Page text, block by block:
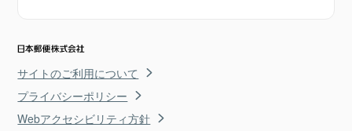
サイトのご利用について
プライバシーポリシー
Webアクセシビリティ方針